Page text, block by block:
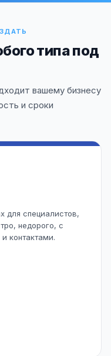
типа под
вашему бизнесу
и сроки
для специалистов,
недорого, с
контактами.